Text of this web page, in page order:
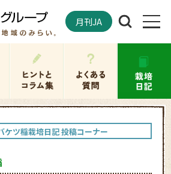
月刊JA
ケツ稲栽培日記 投稿コーナー